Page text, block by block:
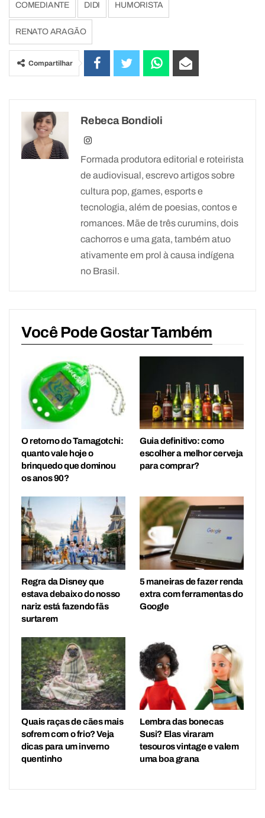
COMEDIANTE DIDI HUMORISTA
RENATO ARAGÃO
Compartilhar
Rebeca Bondioli
Formada produtora editorial e roteirista
de audiovisual, escrevo artigos sobre
cultura pop, games, esports e
tecnologia, além de poesias, contos e
romances. Mãe de três curumins, dois
cachorros e uma gata, também atuo
ativamente em prol à causa indígena
no Brasil.
Você Pode Gostar Também
O retorno do Tamagotchi:
quanto vale hoje o
brinquedo que dominou
os anos 90?
Guia definitivo: como
escolher a melhor cerveja
para comprar?
Regra da Disney que
estava debaixo do nosso
nariz está fazendo fãs
surtarem
5 maneiras de fazer renda
extra com ferramentas do
Google
Quais raças de cães mais
sofrem com o frio? Veja
dicas para um inverno
quentinho
Lembra das bonecas
Susi? Elas viraram
tesouros vintage e valem
uma boa grana